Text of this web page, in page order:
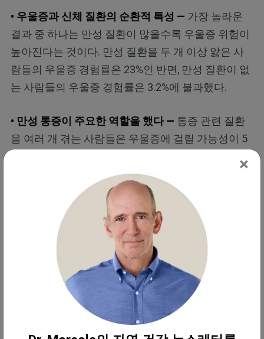
• 우울증과 신체 질환의 순환적 특성 — 가장 놀라운
결과 중 하나는 만성 질환이 많을수록 우울증 위험이
높아진다는 것이다. 만성 질환을 두 개 이상 앓은 사
람들의 우울증 경험률은 23%인 반면, 만성 질환이 없
는 사람들의 우울증 경험률은 3.2%에 불과했다.
• 만성 통증이 주요한 역할을 했다 — 통증 관련 질환
을 여러 개 겪는 사람들은 우울증에 걸릴 가능성이 5
을 제한하며, 삶의 질을 저하시킵니다. 이 모든 것이
사람을 정신 건강 문제에 취약하게 만든다. 흥미로운
점은 약물로 통증을 조절한 경우에도 우울증 발병 위
험이 높게 유지되었다는 것이다. 이는 통증 관리만으
로는 충분하지 않다는 것을 보여준다.
• 신체적 질병은 뇌 기능도 변화시킨다 —이 연구는
만성 질환이 염증 반응을 유발하여 사이토카인이라
는 물질을 방출한다고 설명했다. 이러한 물질은 뇌의
화학작용을 교란시키고 코르티솔과 같은 스트레스
×